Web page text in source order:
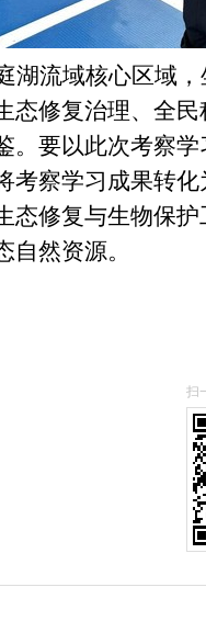
湖流域核心区域
态修复治理、全
。要以此次考察
考察学习成果转
修复与生物保
然资源。
扫